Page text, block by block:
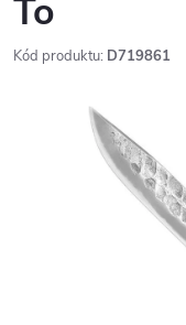
To
Kód produktu: D719861